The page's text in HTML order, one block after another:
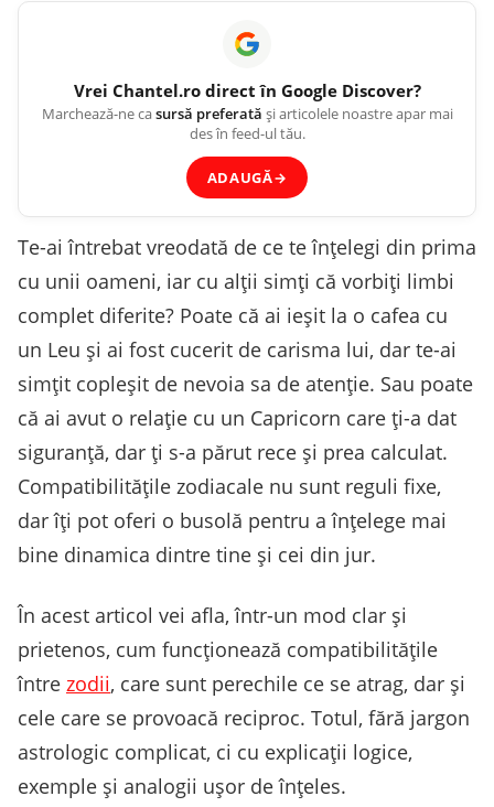
Vrei Chantel.rodirect în Google Discover?
Marchează-ne casursă preferată și articolele noastre apar mai
des în feed-ul tău.
ADAUGĂ→
Te-ai întrebat vreodată de ce te înțelegi din prima
cu unii oameni, iar cu alții simți că vorbiți limbi
complet diferite? Poate că ai ieșit la o cafea cu
un Leu și ai fost cucerit de carisma lui, dar te-ai
simțit copleșit de nevoia sa de atenție. Sau poate
că ai avut o relație cu un Capricorn care ți-a dat
siguranță, dar ți s-a părut rece și prea calculat.
Compatibilitățile zodiacale nu sunt reguli fixe,
dar îți pot oferi o busolă pentru a înțelege mai
bine dinamica dintre tine și cei din jur.
În acest articol vei afla, într-un mod clar și
prietenos, cum funcționează compatibilitățile
între zodii, care sunt perechile ce se atrag, dar și
cele care se provoacă reciproc. Totul, fără jargon
astrologic complicat, ci cu explicații logice,
exemple și analogii ușor de înțeles.